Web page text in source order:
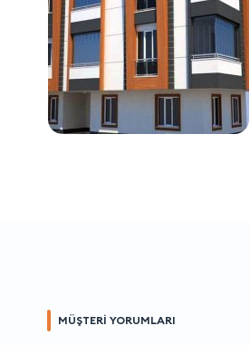
MÜŞTERİ YORUMLARI